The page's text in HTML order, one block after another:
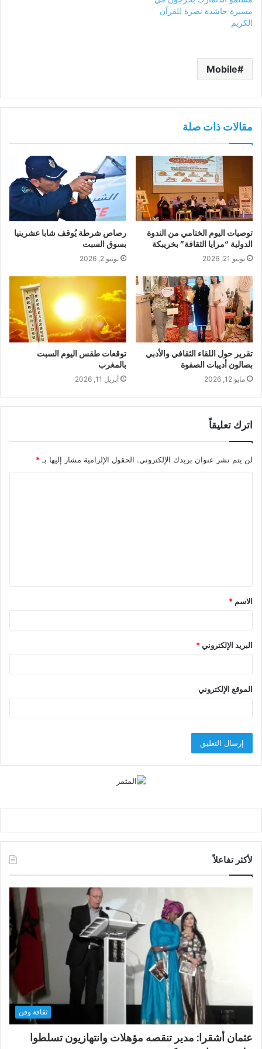
مسيرة حاشدة نصرة للقرآن
الكريم
Mobile
مقالات ذات صلة
توصيات اليوم الختامي من الندوة
الدولية “مرايا الثقافة” بخريبكة
يونيو 21, 2026
رصاص شرطة يُوقف شابا عشرينيا
بسوق السبت
يونيو 2, 2026
تقرير حول اللقاء الثقافي والأدبي
بصالون أديبات الصفوة
مايو 12, 2026
توقعات طقس اليوم السبت
بالمغرب
أبريل 11, 2026
اترك تعليقاً
لن يتم نشر عنوان بريدك الإلكتروني. الحقول الإلزامية مشار إليها بـ *
ق
*
الاسم *
البريد الإلكتروني*
الموقع الإلكتروني
لأكثر تفاعلاً
ثقافة وفن
عثمان أشقرا: مدير تنقصه مؤهلات وانتهازيون تسلطوا